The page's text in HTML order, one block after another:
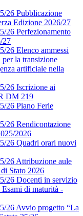
26 Pubblicazione
Edizione 2026/27
26 Perfezionamento
27
26 Elenco ammessi
la transizione
artificiale nella
26 Iscrizione ai
DM 219
26 Piano Ferie
26 Rendicontazione
2026
26 Quadri orari nuovi
26 Attribuzione aule
Stato 2026
26 Docenti in servizio
Esami di maturità -
26 Avvio progetto “La